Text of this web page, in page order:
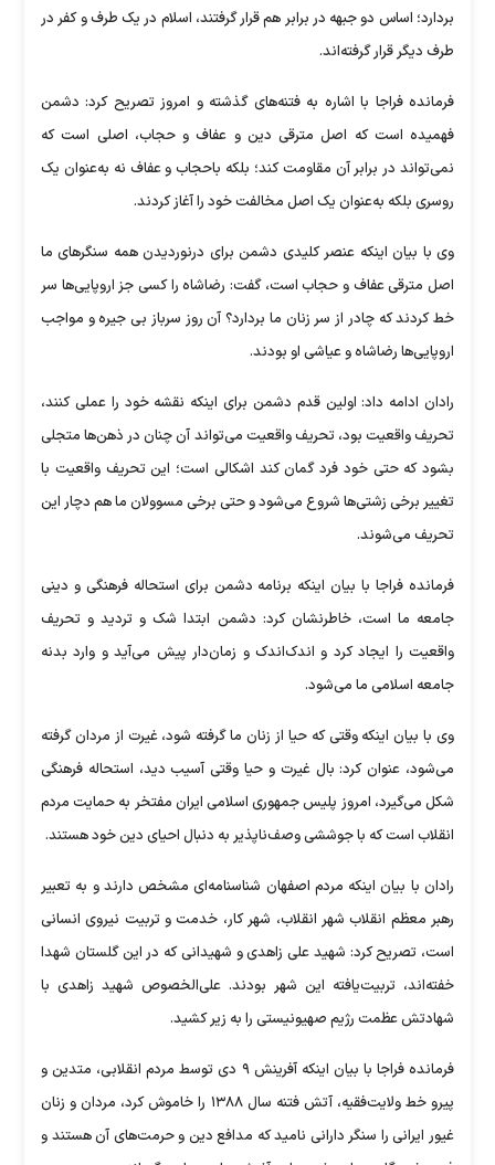
بردارد؛ اساس دو جبهه در برابر هم قرار گرفتند، اسلام در یک طرف و کفر در
طرف دیگر قرار گرفته‌اند.
فرمانده فراجا با اشاره به فتنه‌های گذشته و امروز تصریح کرد: دشمن
فهمیده است که اصل مترقی دین و عفاف و حجاب، اصلی است که
نمی‌تواند در برابر آن مقاومت کند؛ بلکه باحجاب و عفاف نه به‌عنوان یک
روسری بلکه به‌عنوان یک اصل مخالفت خود را آغاز کردند.
وی با بیان اینکه عنصر کلیدی دشمن برای درنوردیدن همه سنگر‌های ما
اصل مترقی عفاف و حجاب است، گفت: رضاشاه را کسی جز اروپایی‌ها سر
خط کردند که چادر از سر زنان ما بردارد؟ آن روز سرباز بی جیره و مواجب
اروپایی‌ها رضاشاه و عیاشی او بودند.
رادان ادامه داد: اولین قدم دشمن برای اینکه نقشه خود را عملی کنند،
تحریف واقعیت بود، تحریف واقعیت می‌تواند آن چنان در ذهن‌ها متجلی
بشود که حتی خود فرد گمان کند اشکالی است؛ این تحریف واقعیت با
تغییر برخی زشتی‌ها شروع می‌شود و حتی برخی مسوولان ما هم دچار این
تحریف می‌شوند.
فرمانده فراجا با بیان اینکه برنامه دشمن برای استحاله فرهنگی و دینی
جامعه ما است، خاطرنشان کرد: دشمن ابتدا شک و تردید و تحریف
واقعیت را ایجاد کرد و اندک‌اندک و زمان‌دار پیش می‌آید و وارد بدنه
جامعه اسلامی ما می‌شود.
وی با بیان اینکه وقتی که حیا از زنان ما گرفته شود، غیرت از مردان گرفته
می‌شود، عنوان کرد: بال غیرت و حیا وقتی آسیب دید، استحاله فرهنگی
شکل می‌گیرد، امروز پلیس جمهوری اسلامی ایران مفتخر به حمایت مردم
انقلاب است که با جوششی وصف‌ناپذیر به دنبال احیای دین خود هستند.
رادان با بیان اینکه مردم اصفهان شناسنامه‌ای مشخص دارند و به تعبیر
رهبر معظم انقلاب شهر انقلاب، شهر کار، خدمت و تربیت نیروی انسانی
است، تصریح کرد: شهید علی زاهدی و شهیدانی که در این گلستان شهدا
خفته‌اند، تربیت‌یافته این شهر بودند. علی‌الخصوص شهید زاهدی با
شهادتش عظمت رژیم صهیونیستی را به زیر کشید.
فرمانده فراجا با بیان اینکه آفرینش ۹ دی توسط مردم انقلابی، متدین و
پیرو خط ولایت‌فقیه، آتش فتنه سال ۱۳۸۸ را خاموش کرد، مردان و زنان
غیور ایرانی را سنگر دارانی نامید که مدافع دین و حرمت‌های آن هستند و